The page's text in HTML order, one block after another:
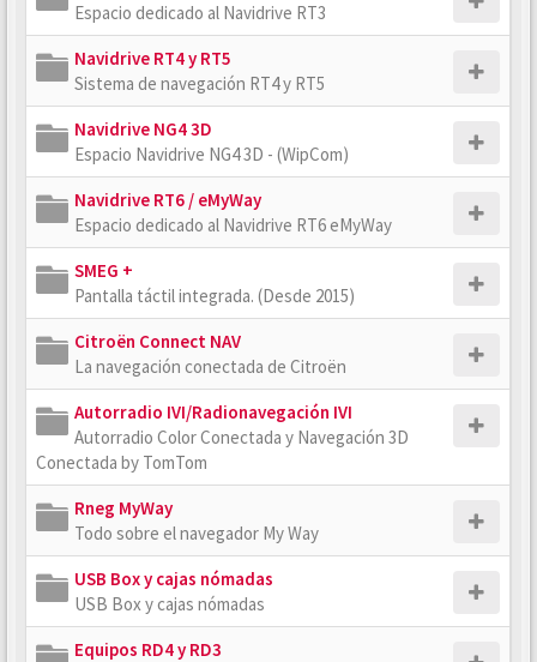
Espacio dedicado al Navidrive RT3
Navidrive RT4 y RT5
Sistema de navegación RT4 y RT5
Navidrive NG4 3D
Espacio Navidrive NG4 3D - (WipCom)
Navidrive RT6 / eMyWay
Espacio dedicado al Navidrive RT6 eMyWay
SMEG +
Pantalla táctil integrada. (Desde 2015)
Citroën Connect NAV
La navegación conectada de Citroën
Autorradio IVI/Radionavegación IVI
Autorradio Color Conectada y Navegación 3D
Conectada by TomTom
Rneg MyWay
Todo sobre el navegador My Way
USB Box y cajas nómadas
USB Box y cajas nómadas
Equipos RD4 y RD3